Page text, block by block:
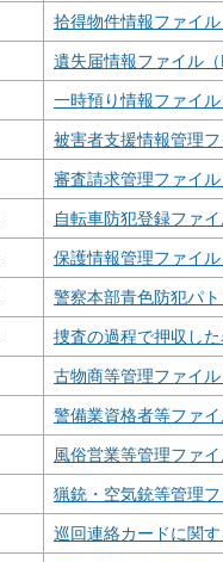
拾得物件情報ファイル
遺失届情報ファイル（
一時預り情報ファイル
被害者支援情報管理フ
審査請求管理ファイル
自転車防犯登録ファイ
保護情報管理ファイル
警察本部青色防犯パ
捜査の過程で押収し
古物商等管理ファイル
警備業資格者等ファイ
風俗営業等管理ファイ
猟銃・空気銃等管理フ
巡回連絡カードに関す